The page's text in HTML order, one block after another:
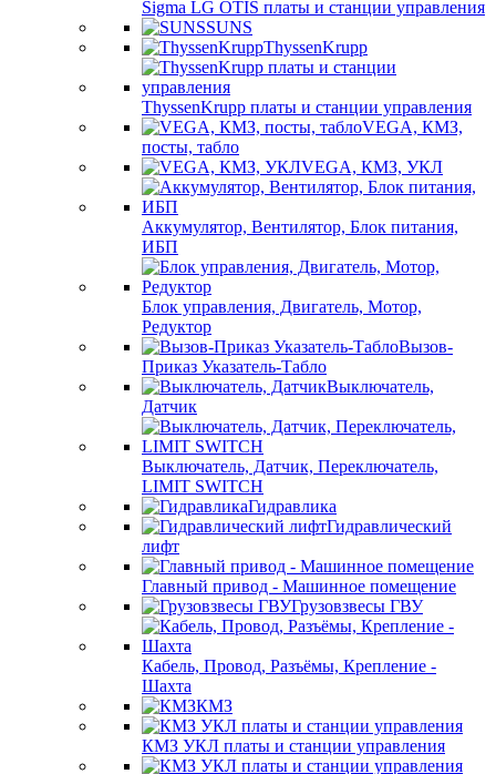
Sigma LG OTIS платы и станции управления
SUNS
ThyssenKrupp
ThyssenKrupp платы и станции управления
VEGА, КМЗ,
посты, табло
VEGА, КМЗ, УКЛ
Аккумулятор, Вентилятор, Блок питания,
ИБП
Блок управления, Двигатель, Мотор,
Редуктор
Вызов-
Приказ Указатель-Табло
Выключатель,
Датчик
Выключатель, Датчик, Переключатель,
LIMIT SWITCH
Гидравлика
Гидравлический
лифт
Главный привод - Машинное помещение
Грузовзвесы ГВУ
Кабель, Провод, Разъёмы, Крепление -
Шахта
КМЗ
КМЗ УКЛ платы и станции управления